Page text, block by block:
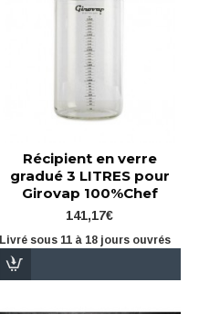
Récipient en verre
gradué 3 LITRES pour
Girovap 100%Chef
141,17€
Livré sous 11 à 18 jours ouvrés